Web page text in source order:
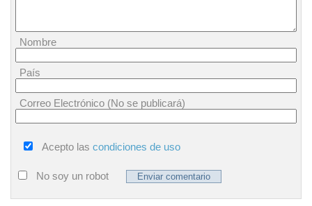
Nombre
País
Correo Electrónico (No se publicará)
Acepto las condiciones de uso
No soy un robot